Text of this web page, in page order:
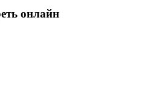
онлайн